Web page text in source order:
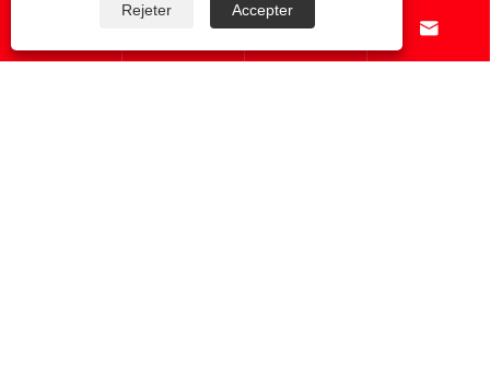
Nouvelles
 
Rejeter Accepter